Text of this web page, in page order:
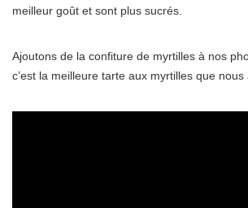
meilleur goût et sont plus sucrés.
Ajoutons de la confiture de myrtilles à nos
c’est la meilleure tarte aux myrtilles que